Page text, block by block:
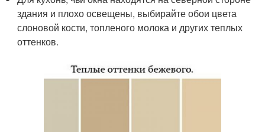
здания и плохо освещены, выбирайте обои цвета
слоновой кости, топленого молока и других теплых
оттенков.